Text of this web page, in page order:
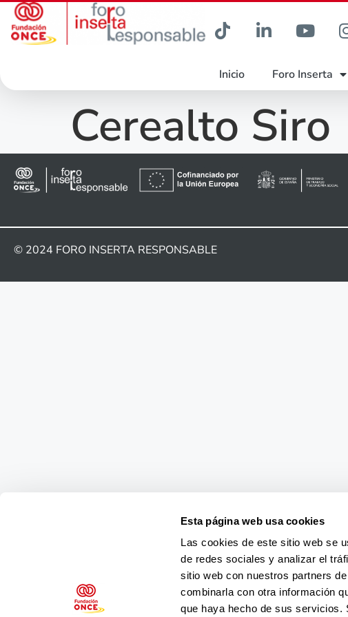
Esta página web usa cookies
Las cookies de este sitio web se
de redes sociales y analizar el
sitio web con nuestros partners
combinarla con otra información
que haya hecho de sus servicios.
Inicio Foro Inserta
Cerealto Siro
© 2024 FORO INSERTA RESPONSABLE